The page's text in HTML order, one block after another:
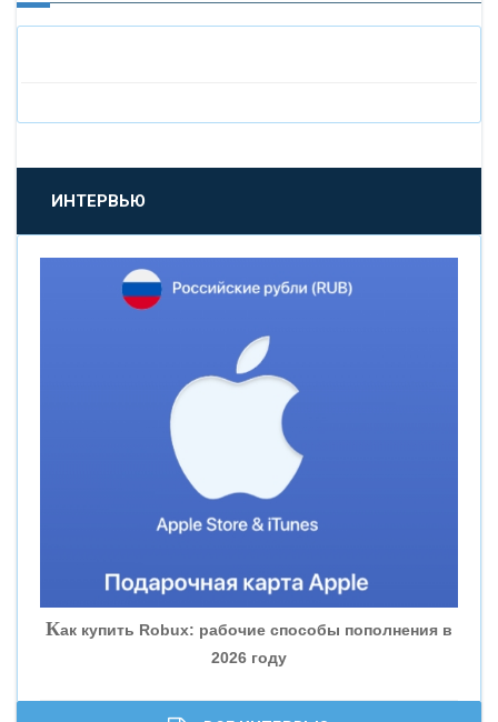
«БАНК САНКТ-ПЕТЕРБУРГ»
«ПРОМСВЯЗЬБАНК»
«НОВИКОМБАНК»
«ВНЕШПРОМБАНК»
«БАНК ГЛОБЭКС»
«СОВКОМБАНК»
ИНТЕРВЬЮ
Как купить Robux: рабочие способы пополнения в
2026 году